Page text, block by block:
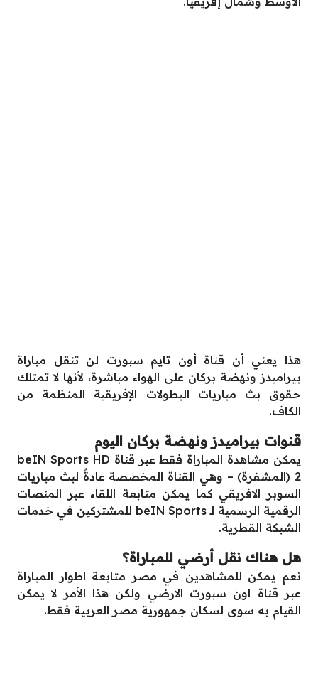
هذا يعني أن قناة أون تايم سبورت لن تنقل مباراة
بيراميدز ونهضة بركان على الهواء مباشرة، لأنها لا تمتلك
حقوق بث مباريات البطولات الإفريقية المنظمة من
الكاف.
قنوات بيراميدز ونهضة بركان اليوم
يمكن مشاهدة المباراة فقط عبر قناة beIN Sports HD
2 (المشفرة) – وهي القناة المخصصة عادةً لبث مباريات
السوبر الافريقي كما يمكن متابعة اللقاء عبر المنصات
الرقمية الرسمية لـ beIN Sports للمشتركين في خدمات
الشبكة القطرية.
هل هناك نقل أرضي للمباراة؟
نعم يمكن للمشاهدين في مصر متابعة اطوار المباراة
عبر قناة اون سبورت الارضي ولكن هذا الأمر لا يمكن
القيام به سوى لسكان جمهورية مصر العربية فقط.